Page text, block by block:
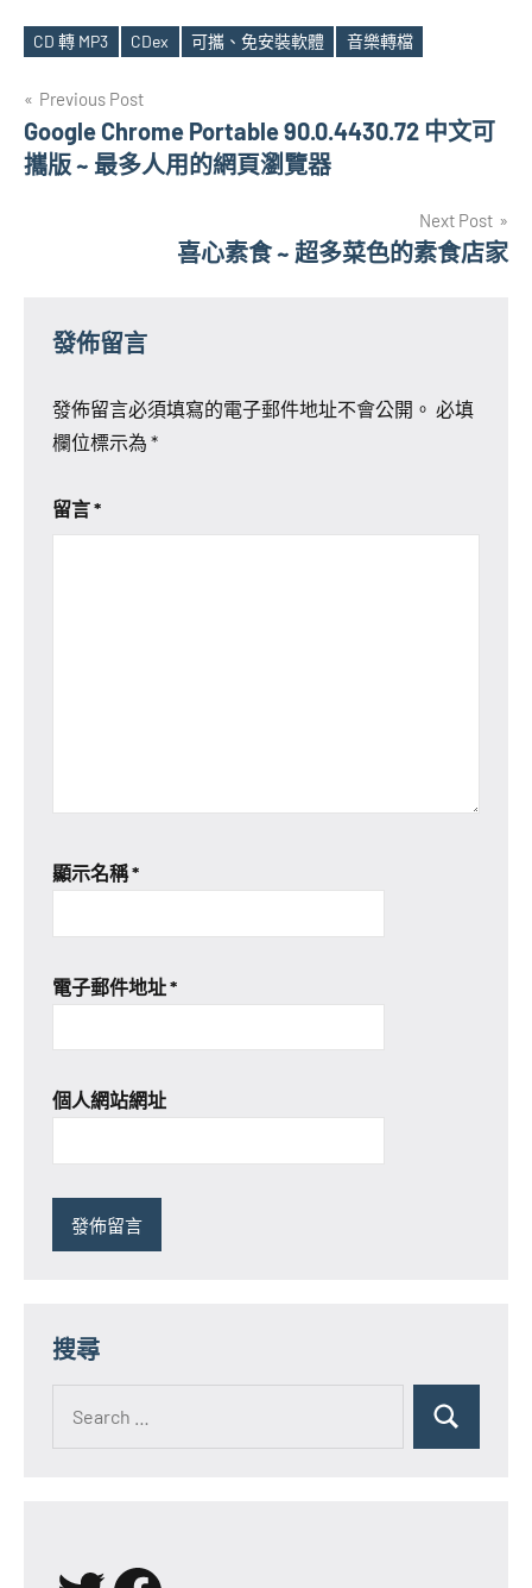
Tags
CD 轉 MP3 CDex 可攜、免安裝軟體 音樂轉檔
文
章
Previous Post
Google Chrome Portable 90.0.4430.72 中文可
攜版 ~ 最多人用的網頁瀏覽器
Next Post
喜心素食 ~ 超多菜色的素食店家
發佈留言
發佈留言必須填寫的電子郵件地址不會公開。 必填
欄位標示為 *
留言*
顯示名稱*
電子郵件地址*
個人網站網址
搜尋
for:
Search